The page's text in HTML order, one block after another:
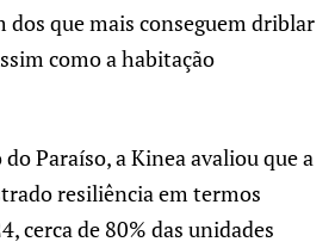
dos que mais conseguem driblar
como a habitação
Paraíso, a Kinea avaliou que a
resiliência em termos
cerca de 80% das unidades